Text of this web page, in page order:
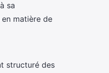
sa
matière de
structuré des